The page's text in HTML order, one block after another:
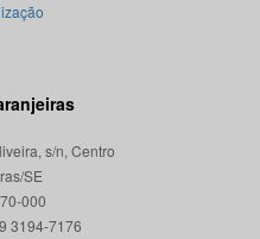
s/n, Centro
SE
000